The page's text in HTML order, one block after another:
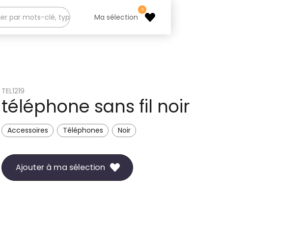
Ma sélection
0
TEL1219
téléphone sans fil noir
Accessoires Téléphones Noir
Ajouter à ma sélection